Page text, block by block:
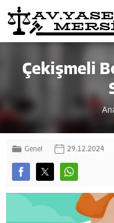
Çekişmeli
Genel 29.12.2024